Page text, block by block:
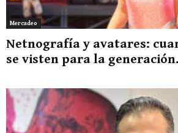
Mercadeo
Netnografía y avatares:
se visten para la